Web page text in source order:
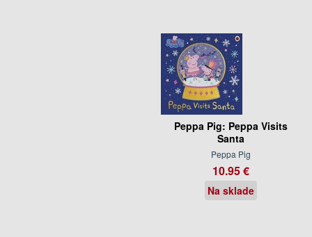
Peppa Pig: Peppa Visits
Santa
Peppa Pig
10.95 €
Na sklade